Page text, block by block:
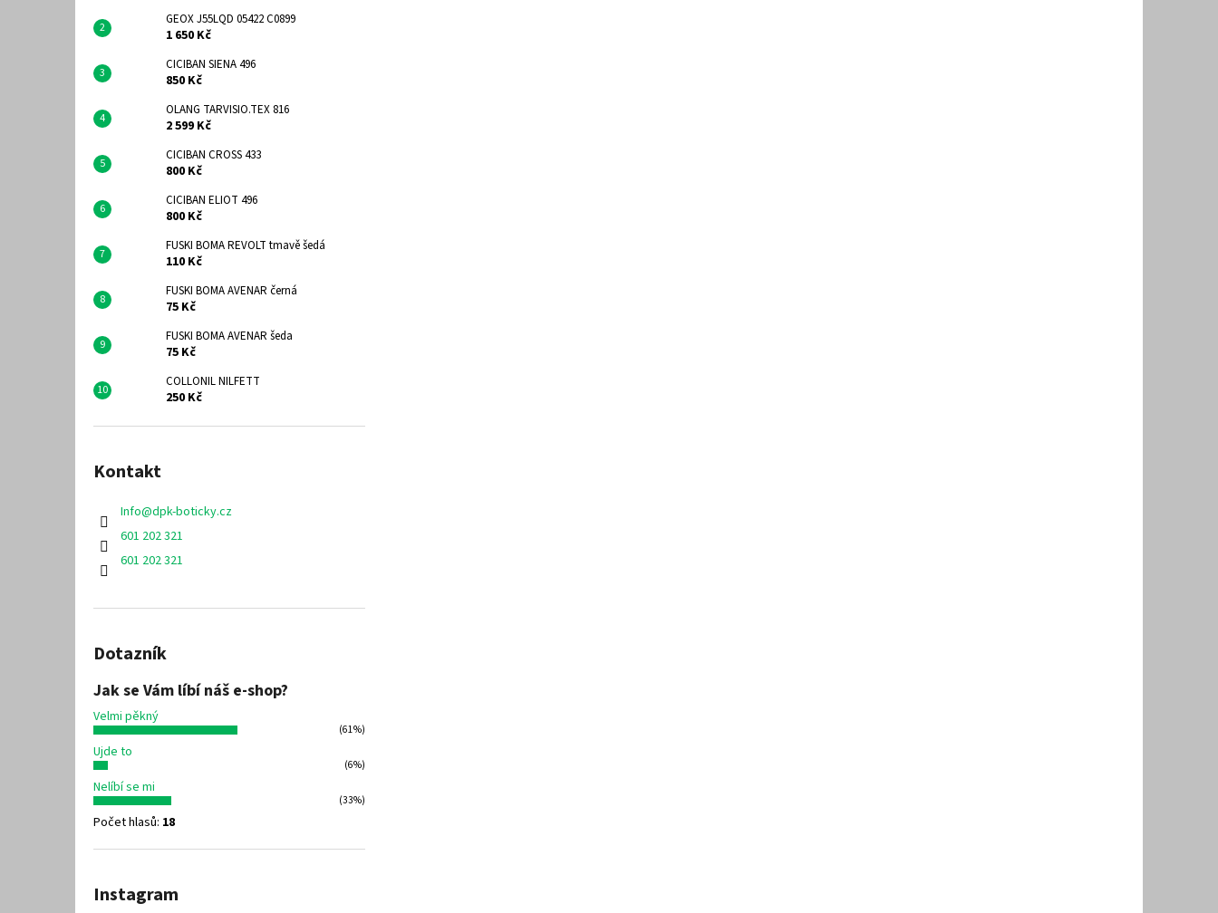
GEOX J55LQD 05422 C0899
1 650 Kč
CICIBAN SIENA 496
850 Kč
OLANG TARVISIO.TEX 816
2 599 Kč
CICIBAN CROSS 433
800 Kč
CICIBAN ELIOT 496
800 Kč
FUSKI BOMA REVOLT tmavě šedá
110 Kč
FUSKI BOMA AVENAR černá
75 Kč
FUSKI BOMA AVENAR šeda
75 Kč
COLLONIL NILFETT
250 Kč
Kontakt
Info@dpk-boticky.cz
601 202 321
601 202 321
Dotazník
Jak se Vám líbí náš e-shop?
Velmi pěkný
(61%)
Ujde to
(6%)
Nelíbí se mi
(33%)
Počet hlasů: 18
Instagram